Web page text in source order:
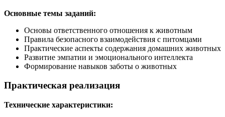
Основные темы заданий:
Основы ответственного отношения к животным
Правила безопасного взаимодействия с питомцами
Практические аспекты содержания домашних животных
Развитие эмпатии и эмоционального интеллекта
Формирование навыков заботы о животных
Практическая реализация
Технические характеристики: